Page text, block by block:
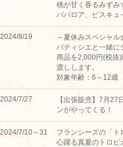
桃が甘く香るみずみ
ババロア、ピスキュ
2024/8/19
～夏休みスペシャ
パティシエと一緒に
商品を2,000円(税抜
渡しします。
対象年齢：6～12歳
2024/7/27
【出張販売】7月27
ンがやってくる！
2024/7/10～31
フランシーズの「ト
心躍る真夏のトロピ